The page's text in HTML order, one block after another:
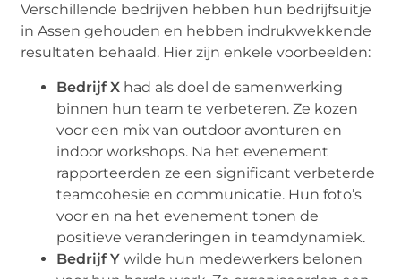
Verschillende bedrijven hebben hun bedrijfsuitje
in Assen gehouden en hebben indrukwekkende
resultaten behaald. Hier zijn enkele voorbeelden:
Bedrijf X had als doel de samenwerking
binnen hun team te verbeteren. Ze kozen
voor een mix van outdoor avonturen en
indoor workshops. Na het evenement
rapporteerden ze een significant verbeterde
teamcohesie en communicatie. Hun foto’s
voor en na het evenement tonen de
positieve veranderingen in teamdynamiek.
Bedrijf Y wilde hun medewerkers belonen